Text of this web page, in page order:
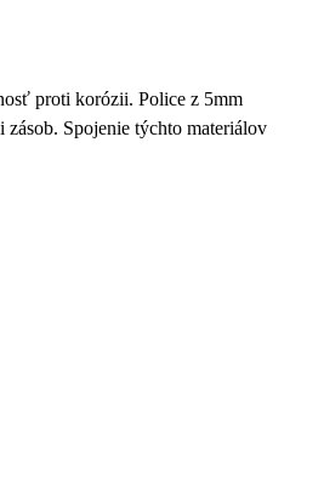
proti korózii. Police z 5mm
Spojenie týchto materiálov